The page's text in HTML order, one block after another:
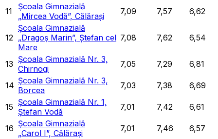
11
Școala Gimnazială
„Mircea Vodă”, Călărași
7,09 7,57 6,62
12
Școala Gimnazială
„Dragoș Marin”, Ștefan cel
Mare
7,08 7,62 6,54
13 Școala Gimnazială Nr. 3,
Chirnogi
7,05 7,29 6,81
14 Școala Gimnazială Nr. 3,
Borcea
7,03 7,38 6,69
15 Școala Gimnazială Nr. 1,
Ștefan Vodă
7,01 7,42 6,61
16 Școala Gimnazială
„Carol I”, Călărași
7,01 7,46 6,57